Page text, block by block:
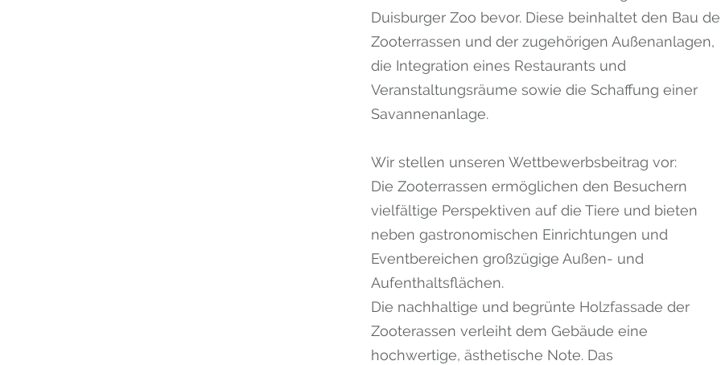
Duisburger Zoo bevor. Diese beinhaltet den Bau
Zooterrassen und der zugehörigen Außenanlagen,
die Integration eines Restaurants und
Veranstaltungsräume sowie die Schaffung einer
Savannenanlage.
Wir stellen unseren Wettbewerbsbeitrag vor:
Die Zooterrassen ermöglichen den Besuchern
vielfältige Perspektiven auf die Tiere und bieten
neben gastronomischen Einrichtungen und
Eventbereichen großzügige Außen- und
Aufenthaltsflächen.
Die nachhaltige und begrünte Holzfassade der
Zooterassen verleiht dem Gebäude eine
hochwertige, ästhetische Note. Das